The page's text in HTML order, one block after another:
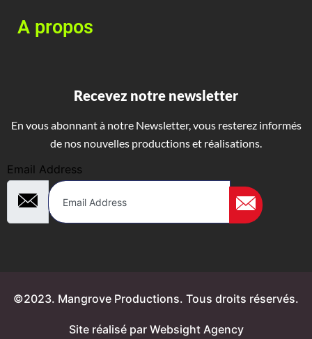
A propos
Recevez notre newsletter
En vous abonnant à notre Newsletter, vous resterez informés
de nos nouvelles productions et réalisations.
Email Address
©2023. Mangrove Productions. Tous droits réservés.
Site réalisé par Websight Agency